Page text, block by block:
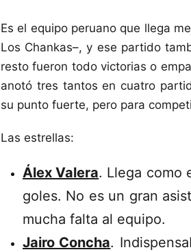
Es el equipo peruano que llega
Los Chankas–, y ese partido
resto fueron todo victorias o
anotó tres tantos en cuatro
su punto fuerte, pero para
Las estrellas:
Álex Valera. Llega como
goles. No es un gran
mucha falta al equipo.
Jairo Concha.